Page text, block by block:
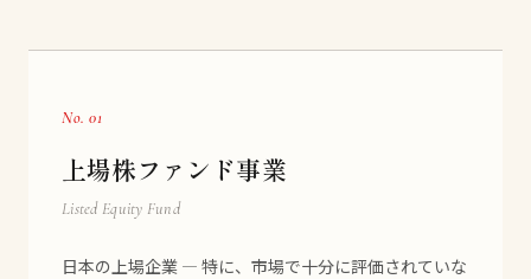
No. 01
上場株ファンド事業
Listed Equity Fund
日本の上場企業 — 特に、市場で十分に評価されていな